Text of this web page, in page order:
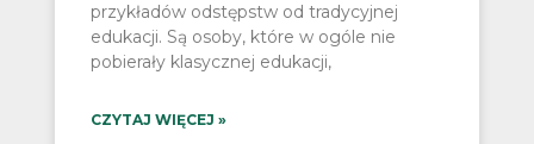
przykładów odstępstw od tradycyjnej
edukacji. Są osoby, które w ogóle nie
pobierały klasycznej edukacji,
CZYTAJ WIĘCEJ »